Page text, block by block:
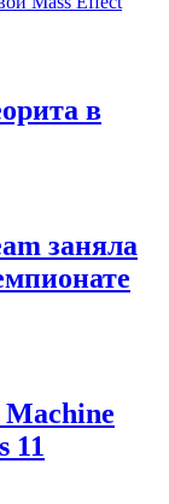
в
заняла
Machine
11